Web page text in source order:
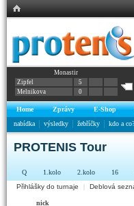
Monastir
Zipfel
5
Melnikova
0
Home Zprávy E-Shop
nabídka
výsledky žebříčky kdo a co?
PROTENIS Tour
Q 1.kolo 2.kolo 16
Přihlášky do turnaje
Deblová
nick